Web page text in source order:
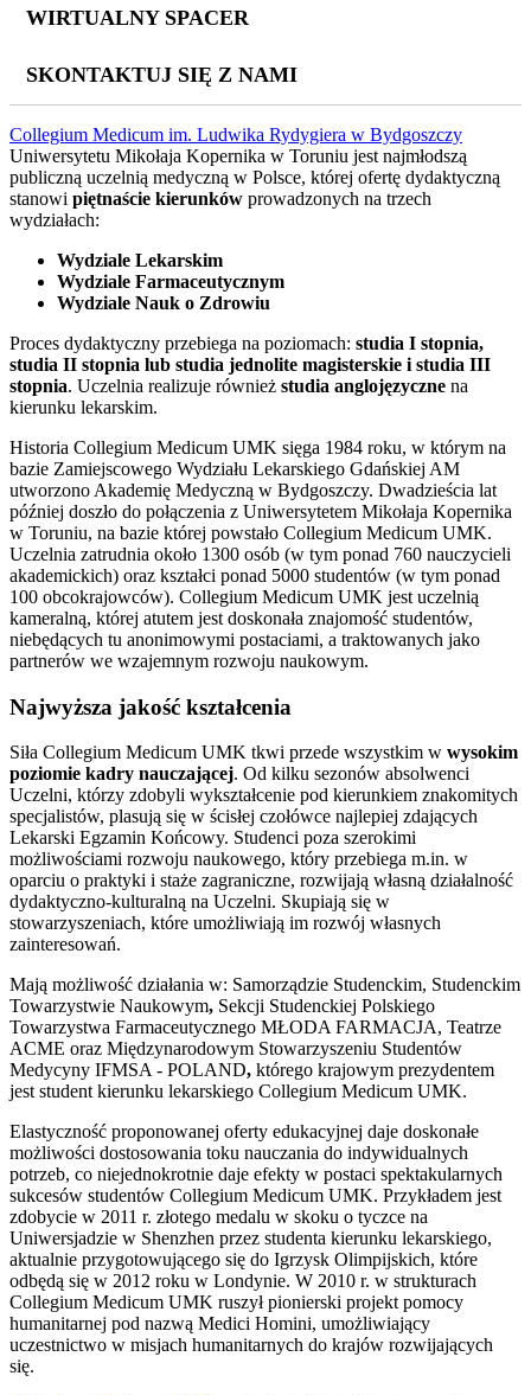
WIRTUALNY SPACER
SKONTAKTUJ SIĘ Z NAMI
Collegium Medicum im. Ludwika Rydygiera w Bydgoszczy
Uniwersytetu Mikołaja Kopernika w Toruniu jest najmłodszą
publiczną uczelnią medyczną w Polsce, której ofertę dydaktyczną
stanowi piętnaście kierunków prowadzonych na trzech
wydziałach:
Wydziale Lekarskim
Wydziale Farmaceutycznym
Wydziale Nauk o Zdrowiu
Proces dydaktyczny przebiega na poziomach: studia I stopnia,
studia II stopnia lub studia jednolite magisterskie i studia III
stopnia. Uczelnia realizuje również studia anglojęzyczne na
kierunku lekarskim.
Historia Collegium Medicum UMK sięga 1984 roku, w którym na
bazie Zamiejscowego Wydziału Lekarskiego Gdańskiej AM
utworzono Akademię Medyczną w Bydgoszczy. Dwadzieścia lat
później doszło do połączenia z Uniwersytetem Mikołaja Kopernika
w Toruniu, na bazie której powstało Collegium Medicum UMK.
Uczelnia zatrudnia około 1300 osób (w tym ponad 760 nauczycieli
akademickich) oraz kształci ponad 5000 studentów (w tym ponad
100 obcokrajowców). Collegium Medicum UMK jest uczelnią
kameralną, której atutem jest doskonała znajomość studentów,
niebędących tu anonimowymi postaciami, a traktowanych jako
partnerów we wzajemnym rozwoju naukowym.
Najwyższa jakość kształcenia
Siła Collegium Medicum UMK tkwi przede wszystkim w wysokim
poziomie kadry nauczającej. Od kilku sezonów absolwenci
Uczelni, którzy zdobyli wykształcenie pod kierunkiem znakomitych
specjalistów, plasują się w ścisłej czołówce najlepiej zdających
Lekarski Egzamin Końcowy. Studenci poza szerokimi
możliwościami rozwoju naukowego, który przebiega m.in. w
oparciu o praktyki i staże zagraniczne, rozwijają własną działalność
dydaktyczno-kulturalną na Uczelni. Skupiają się w
stowarzyszeniach, które umożliwiają im rozwój własnych
zainteresowań.
Mają możliwość działania w: Samorządzie Studenckim, Studenckim
Towarzystwie Naukowym, Sekcji Studenckiej Polskiego
Towarzystwa Farmaceutycznego MŁODA FARMACJA, Teatrze
ACME oraz Międzynarodowym Stowarzyszeniu Studentów
Medycyny IFMSA - POLAND, którego krajowym prezydentem
jest student kierunku lekarskiego Collegium Medicum UMK.
Elastyczność proponowanej oferty edukacyjnej daje doskonałe
możliwości dostosowania toku nauczania do indywidualnych
potrzeb, co niejednokrotnie daje efekty w postaci spektakularnych
sukcesów studentów Collegium Medicum UMK. Przykładem jest
zdobycie w 2011 r. złotego medalu w skoku o tyczce na
Uniwersjadzie w Shenzhen przez studenta kierunku lekarskiego,
aktualnie przygotowującego się do Igrzysk Olimpijskich, które
odbędą się w 2012 roku w Londynie. W 2010 r. w strukturach
Collegium Medicum UMK ruszył pionierski projekt pomocy
humanitarnej pod nazwą Medici Homini, umożliwiający
uczestnictwo w misjach humanitarnych do krajów rozwijających
się.